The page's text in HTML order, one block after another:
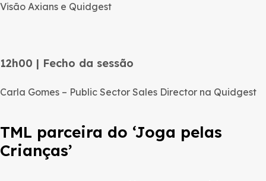
Visão Axians e Quidgest
12h00 | Fecho da sessão
Carla Gomes – Public Sector Sales Director na Quidgest
TML parceira do ‘Joga pelas
Crianças’